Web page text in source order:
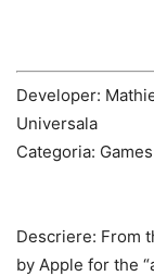
Developer:
Universala
Categoria: Games
Descriere: From
by Apple for the